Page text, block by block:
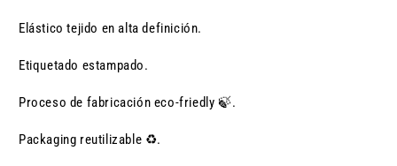
Elástico tejido en alta definición.
Etiquetado estampado.
Proceso de fabricación eco-friedly 🍃.
Packaging reutilizable ♻️.